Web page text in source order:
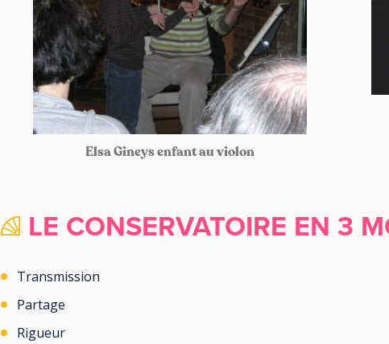
Elsa Gineys enfant au violon
LE CONSERVATOIRE EN 3
Transmission
Partage
Rigueur